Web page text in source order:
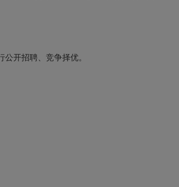
开招聘、竞争择优。